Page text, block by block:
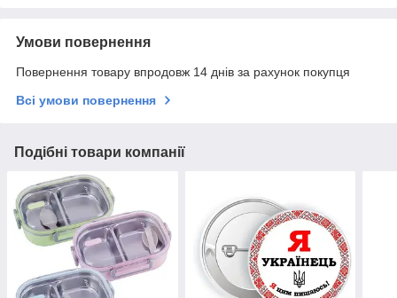
Умови повернення
Повернення товару впродовж 14 днів за рахунок покупця
Всі умови повернення
Подібні товари компанії